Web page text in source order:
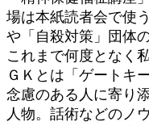
場は本紙読者会で使
や「自殺対策」団体
これまで何度となく
ＧＫとは「ゲートキ
念慮のある人に寄り
人物。話術などのノ